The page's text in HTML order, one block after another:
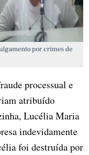
por crimes de
processual e
atribuído
Lucélia Maria
indevidamente
foi destruída por